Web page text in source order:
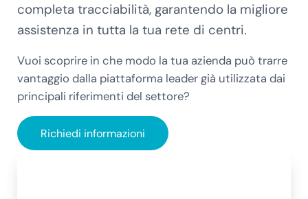
completa tracciabilità, garantendo la migliore
assistenza in tutta la tua rete di centri.
Vuoi scoprire in che modo la tua azienda può trarre
vantaggio dalla piattaforma leader già utilizzata dai
principali riferimenti del settore?
Richiedi informazioni